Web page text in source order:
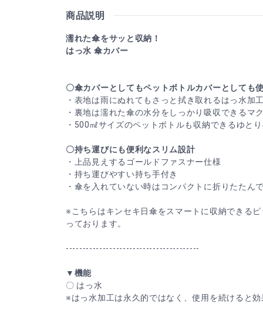
商品説明
濡れた傘をサッと収納！
はっ水 傘カバー
〇傘カバーとしてもペットボトルカバーとしても
・表地は雨にぬれてもさっと拭き取れるはっ水加
・裏地は濡れた傘の水分をしっかり吸収できるマ
・500㎖サイズのペットボトルも収納できるゆと
〇持ち運びにも便利なスリム設計
・上品見えするゴールドファスナー仕様
・持ち運びやすい持ち手付き
・傘を入れていない時はコンパクトに折りたたん
※こちらはキンセキ日傘をスマートに収納できる
っております。
----------------------------------------
▼機能
〇 はっ水
※はっ水加工は永久的ではなく、使用を続けると